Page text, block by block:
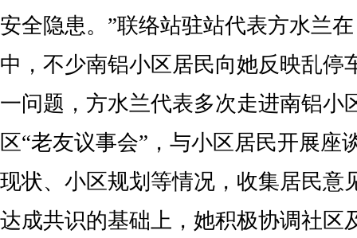
安全隐患。”联络站驻站代表方水兰
中，不少南铝小区居民向她反映乱停
一问题，方水兰代表多次走进南铝小
区“老友议事会”，与小区居民开展座
现状、小区规划等情况，收集居民意
达成共识的基础上，她积极协调社区